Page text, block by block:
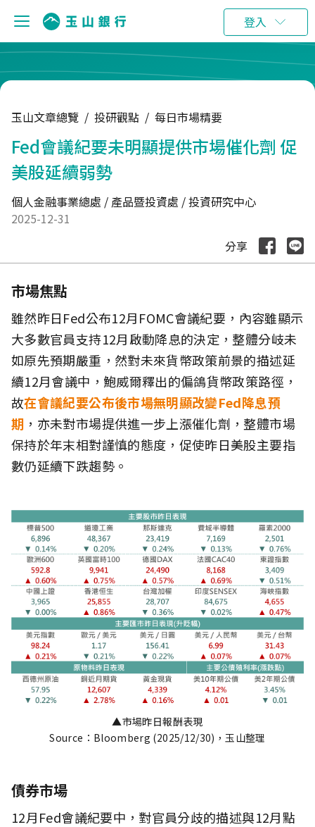
登入
玉山文章總覽 / 投研觀點 / 每日市場精要
Fed會議紀要未明顯提供市場催化劑 促
美股延續弱勢
個人金融事業總處 / 產品暨投資處 / 投資研究中心
2025-12-31
分享
市場焦點
雖然昨日Fed公布12月FOMC會議紀要，內容雖顯示
大多數官員支持12月啟動降息的決定，整體分岐未
如原先預期嚴重，然對未來貨幣政策前景的描述延
續12月會議中，鮑威爾釋出的偏鴿貨幣政策路徑，
故在會議紀要公布後市場無明顯改變Fed降息預
期 ，亦未對市場提供進一步上漲催化劑，整體市場
保持於年末相對謹慎的態度，促使昨日美股主要指
數仍延續下跌趨勢。
▲市場昨日報酬表現
Source：Bloomberg (2025/12/30)，玉山整理
債券市場
12月Fed會議紀要中，對官員分歧的描述與12月點